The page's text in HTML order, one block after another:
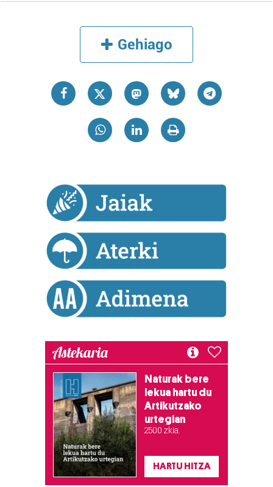
erabiltzen dituen hauta dezakezu.
Bazkide batzuek ez dizute baimenik eskatzen, eta beren
bazkideen zerrenda, beren ustez zein helburutarako
duten interes legitimoa eta horren aurka nola egin
dezakezun ikusteko.
zure baimena Cookieen adierazpenean.
Webgune honek cookie propioak eta hirugarrenen cookie-
fitxategiak erabiltzen ditu. Zure esperientzia eta
zerbitzuak hobetzeko asmoz, cookie teknologiaz
baliatzen gara. Ohar hau onartuz gero, teknologia hori
erabiltzeko baimen esplizitua ematen diguzu.Gehiago
irakurri
Gehiago
Astekaria
Naturak bere
lekua hartu du
Artikutzako
urtegian
2.500 zkia.
HARTU HITZA